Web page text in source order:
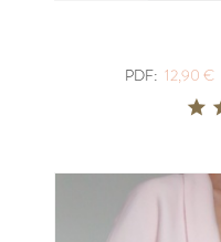
PDF: 12,90 €